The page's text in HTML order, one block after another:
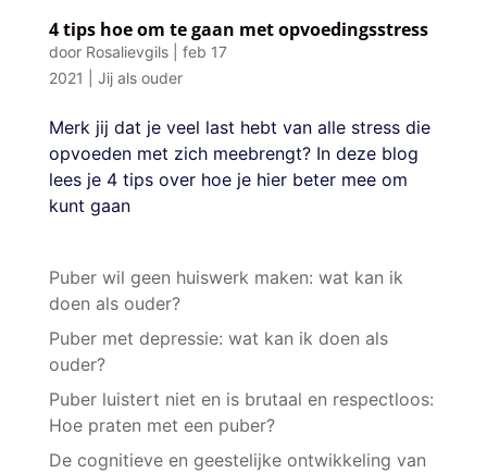
4 tips hoe om te gaan met opvoedingsstress
door Rosalievgils| feb 17
2021
Jij als ouder
Merk jij dat je veel last hebt van alle stress die
opvoeden met zich meebrengt? In deze blog
lees je 4 tips over hoe je hier beter mee om
kunt gaan
Puber wil geen huiswerk maken: wat kan ik
doen als ouder?
Puber met depressie: wat kan ik doen als
ouder?
Puber luistert niet en is brutaal en respectloos:
Hoe praten met een puber?
De cognitieve en geestelijke ontwikkeling van